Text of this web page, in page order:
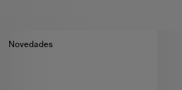
Novedades